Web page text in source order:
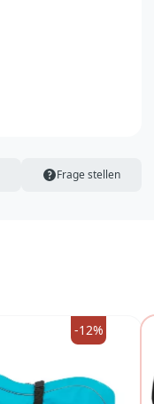
AUF DIE MERKLISTE
Frage stellen
-12%